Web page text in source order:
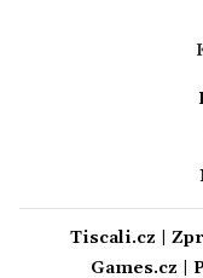
Tiscali.cz
Games.cz